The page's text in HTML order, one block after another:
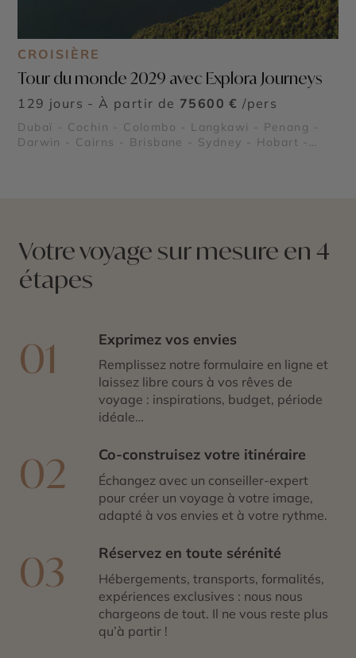
CROISIÈRE
Tour du monde 2029 avec Explora Journeys
129 jours - À partir de 75600 € /pers
Dubaï - Cochin - Colombo - Langkawi - Penang -
Darwin - Cairns - Brisbane - Sydney - Hobart -
Votre voyage sur mesure en 4
étapes
01 Exprimez vos envies
Remplissez notre formulaire en ligne et
laissez libre cours à vos rêves de
voyage : inspirations, budget, période
idéale…
02 Co-construisez votre itinéraire
Échangez avec un conseiller-expert
pour créer un voyage à votre image,
adapté à vos envies et à votre rythme.
03 Réservez en toute sérénité
Hébergements, transports, formalités,
expériences exclusives : nous nous
chargeons de tout. Il ne vous reste plus
qu’à partir !